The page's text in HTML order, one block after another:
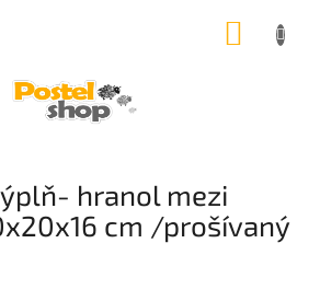
hranol mezi
cm /prošívaný